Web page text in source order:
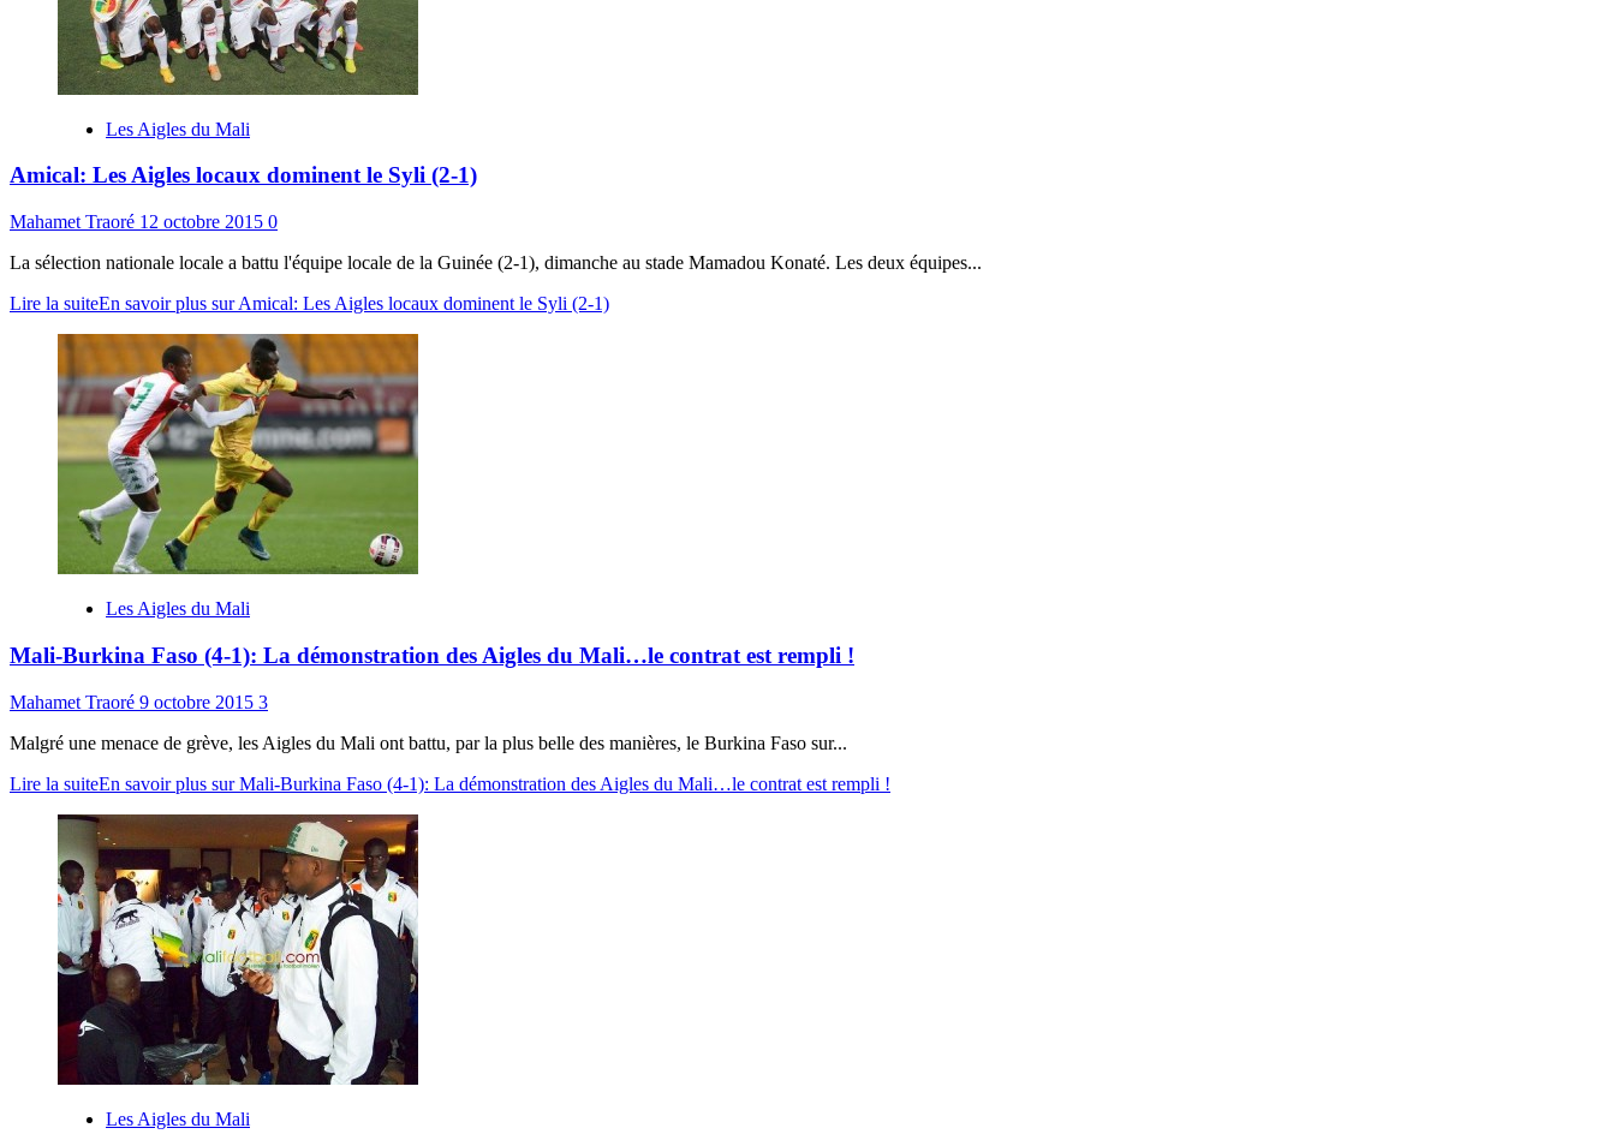
Les Aigles du Mali
Amical: Les Aigles locaux dominent le Syli (2-1)
Mahamet Traoré 12 octobre 2015 0
La sélection nationale locale a battu l'équipe locale de la Guinée (2-1), dimanche au stade Mamadou Konaté. Les deux équipes...
Lire la suiteEn savoir plus sur Amical: Les Aigles locaux dominent le Syli (2-1)
Les Aigles du Mali
Mali-Burkina Faso (4-1): La démonstration des Aigles du Mali…le contrat est rempli !
Mahamet Traoré 9 octobre 2015 3
Malgré une menace de grève, les Aigles du Mali ont battu, par la plus belle des manières, le Burkina Faso sur...
Lire la suiteEn savoir plus sur Mali-Burkina Faso (4-1): La démonstration des Aigles du Mali…le contrat est rempli !
Les Aigles du Mali